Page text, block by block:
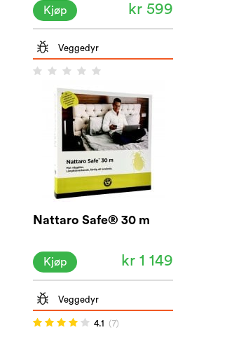
kr 599
Kjøp
Veggedyr
Nattaro Safe® 30 m
kr 1 149
Kjøp
Veggedyr
4.1 (7)